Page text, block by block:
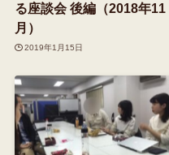
る座談会 後編（2018年11
月）
2019年1月15日